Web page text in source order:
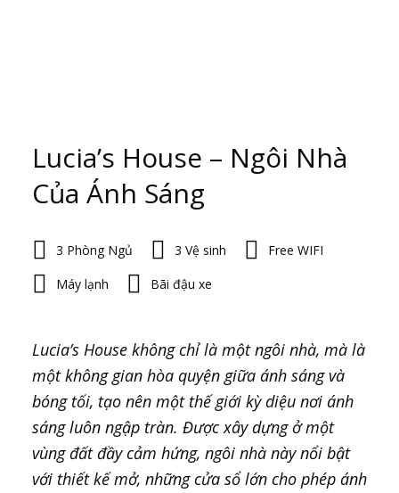
Lucia’s House – Ngôi Nhà
Của Ánh Sáng
3 Phòng Ngủ 3 Vệ sinh
Free WIFI
Máy lạnh
Bãi đậu xe
Lucia’s House không chỉ là một ngôi nhà, mà là
một không gian hòa quyện giữa ánh sáng và
bóng tối, tạo nên một thế giới kỳ diệu nơi ánh
sáng luôn ngập tràn. Được xây dựng ở một
vùng đất đầy cảm hứng, ngôi nhà này nổi bật
với thiết kế mở, những cửa sổ lớn cho phép ánh